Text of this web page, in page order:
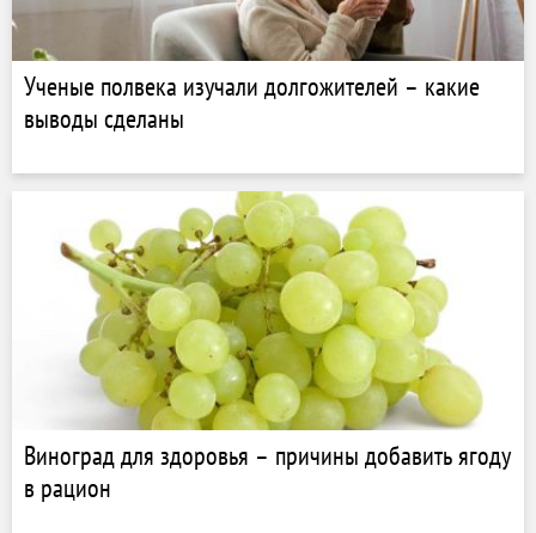
Ученые полвека изучали долгожителей – какие
выводы сделаны
Виноград для здоровья – причины добавить ягоду
в рацион